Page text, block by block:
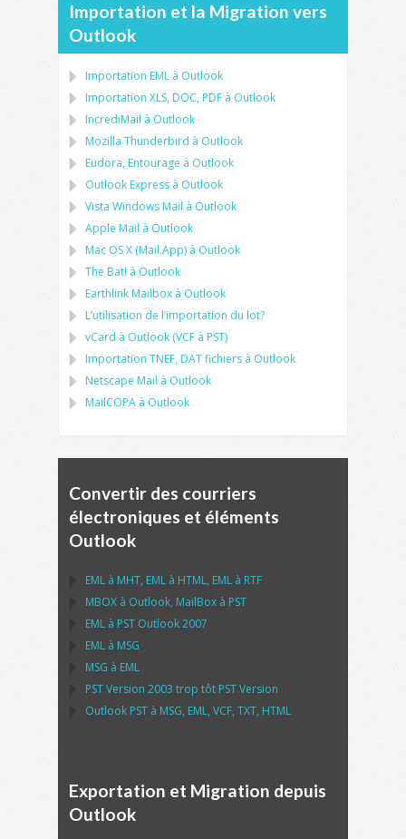
Importation et la Migration vers
Outlook
Importation EML à Outlook
Importation XLS, DOC, PDF à Outlook
IncrediMail à Outlook
Mozilla Thunderbird à Outlook
Eudora, Entourage à Outlook
Outlook Express à Outlook
Vista Windows Mail à Outlook
Apple Mail à Outlook
Mac OS X (Mail.App) à Outlook
The Bat! à Outlook
Earthlink Mailbox à Outlook
L’utilisation de l’importation du lot?
vCard à Outlook (VCF à PST)
Importation TNEF, DATfichiers à Outlook
Netscape Mail à Outlook
MailCOPA à Outlook
Convertir des courriers
électroniques et éléments
Outlook
EML à MHT, EML à HTML, EML à RTF
MBOX à Outlook, MailBox à PST
EML à PST Outlook2007
EML à MSG
MSG à EML
PSTVersion 2003 trop tôt PSTVersion
Outlook PST à MSG, EML, VCF, TXT, HTML
Exportation et Migration depuis
Outlook